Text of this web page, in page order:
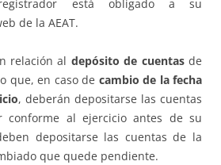
está obligado a su
de la AEAT.
relación al depósito de cuentasde
que, en caso de cambio de la fecha
, deberán depositarse las cuentas
conforme al ejercicio antes de su
depositarse las cuentas de la
que quede pendiente.